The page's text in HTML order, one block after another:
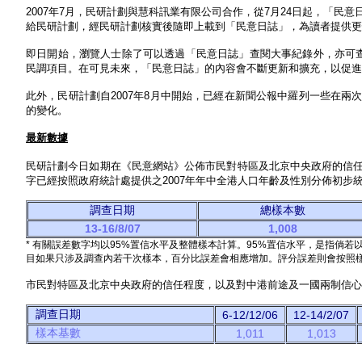
2007年7月，民研計劃與慧科訊業有限公司合作，從7月24日起，「民
給民研計劃，經民研計劃核實後隨即上載到「民意日誌」，為讀者提供
即日開始，瀏覽人士除了可以透過「民意日誌」查閱大事紀錄外，亦
民調項目。在可見未來，「民意日誌」的內容會不斷更新和擴充，以促
此外，民研計劃自2007年8月中開始，已經在新聞公報中羅列一些在
的變化。
最新數據
民研計劃今日如期在《民意網站》公佈市民對特區及北京中央政府的
字已經按照政府統計處提供之2007年年中全港人口年齡及性別分佈初
調查日期
總樣本數
13-16/8/07
1,008
* 有關誤差數字均以95%置信水平及整體樣本計算。95%置信水平，是指倘
目如果只涉及調查內若干次樣本，百分比誤差會相應增加。評分誤差則會按照
市民對特區及北京中央政府的信任程度，以及對中港前途及一國兩制信
調查日期 6-12/12/06 12-14/2/07
樣本基數
1,011
1,013